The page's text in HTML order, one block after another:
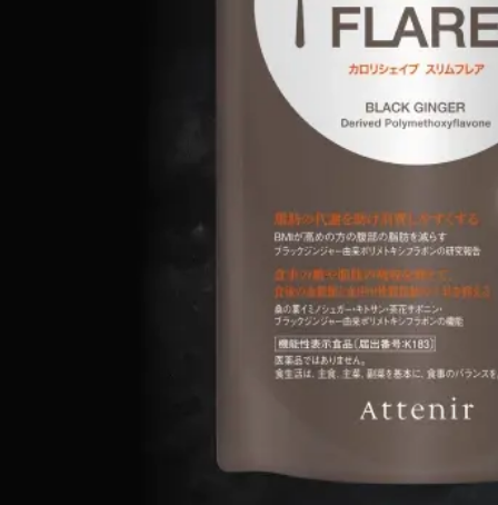
お友達